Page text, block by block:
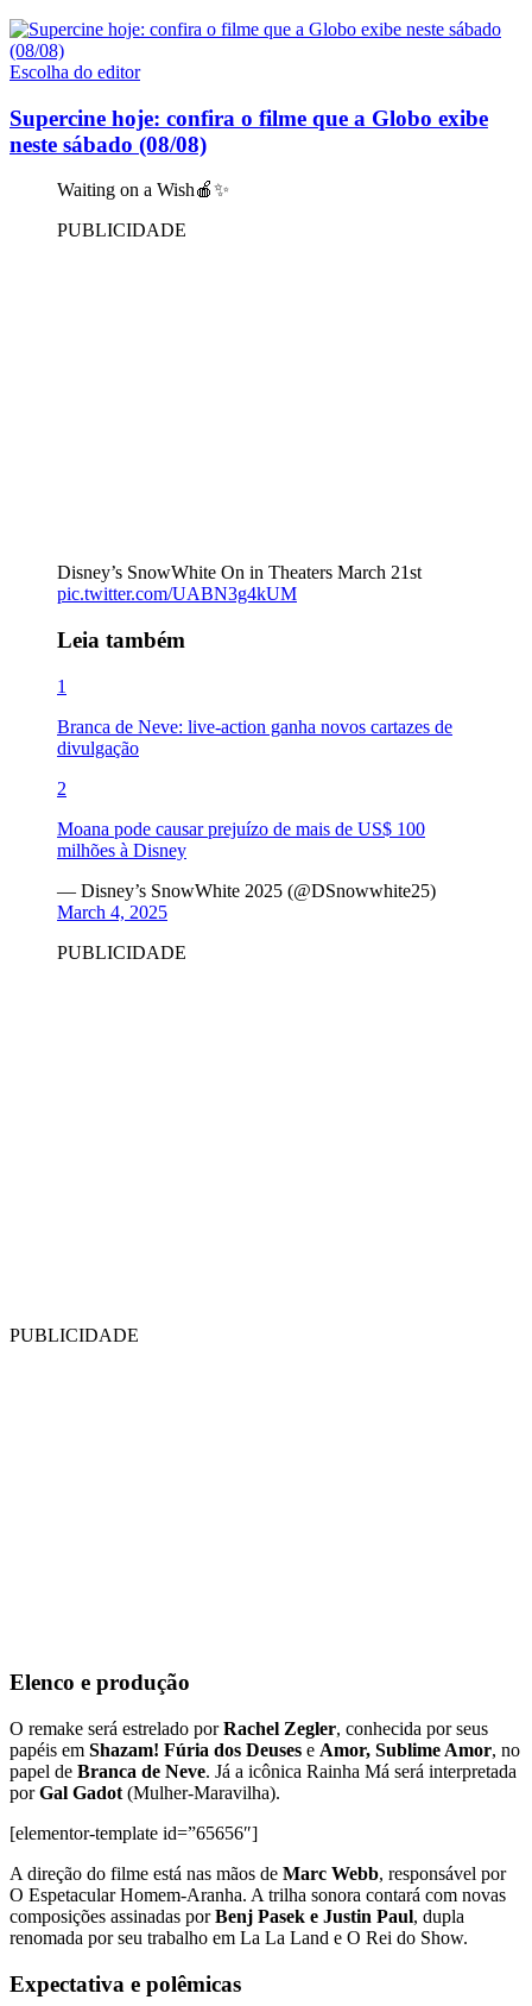
Escolha do editor
Supercine hoje: confira o filme que a Globo exibe
neste sábado (08/08)
Waiting on a Wish🍎✨
PUBLICIDADE
Disney’s SnowWhite On in Theaters March 21st
pic.twitter.com/UABN3g4kUM
Leia também
1
Branca de Neve: live-action ganha novos cartazes de
divulgação
2
Moana pode causar prejuízo de mais de US$ 100
milhões à Disney
— Disney’s SnowWhite 2025 (@DSnowwhite25)
March 4, 2025
PUBLICIDADE
PUBLICIDADE
Elenco e produção
O remake será estrelado porRachel Zegler, conhecida por seus
papéis em Shazam! Fúria dos Deuses e Amor, Sublime Amor, no
papel de Branca de Neve. Já a icônica Rainha Má será interpretada
porGal Gadot (Mulher-Maravilha).
[elementor-template id=”65656″]
A direção do filme está nas mãos de Marc Webb, responsável por
O Espetacular Homem-Aranha. A trilha sonora contará com novas
composições assinadas porBenj Pasek e Justin Paul, dupla
renomada por seu trabalho em La La Land e O Rei do Show.
Expectativa e polêmicas